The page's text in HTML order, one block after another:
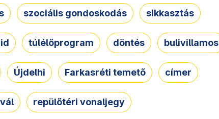
szociális gondoskodás sikkasztás
túlélőprogram döntés bulivillamos
Újdelhi Farkasréti temető címer
repülőtéri vonaljegy